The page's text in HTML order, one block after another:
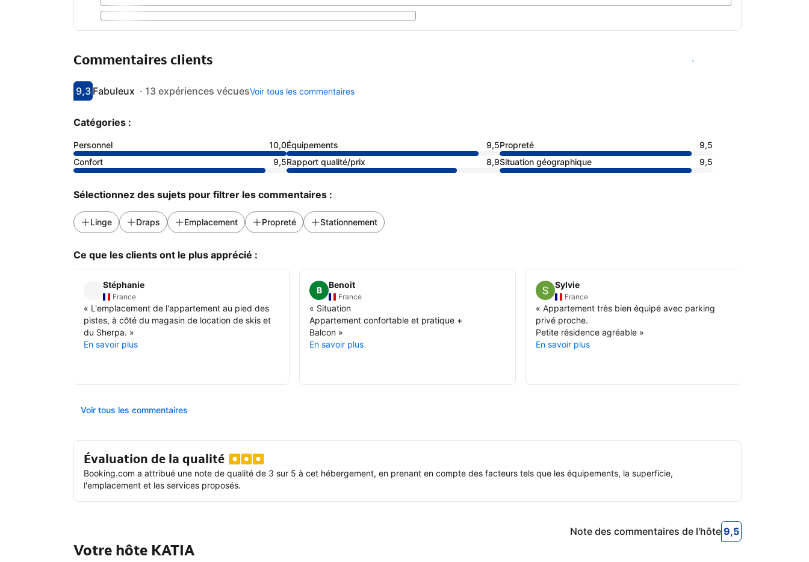
Commentaires clients Voir les disponibilités
Avec une note de 9.3
9,3
fabuleuxFabuleux · 13 expériences vécuesVoir tous les commentaires
Catégories :
Personnel 10,0Équipements 9,5Propreté
9,5
Confort
9,5Rapport qualité/prix 8,9Situation géographique 9,5
Sélectionnez des sujets pour filtrer les commentaires :
Linge Draps Emplacement Propreté Stationnement
Ce que les clients ont le plus apprécié :
Stéphanie
France
« L'emplacement de l'appartement au pied des
pistes, à côté du magasin de location de skis et
du Sherpa. »
En savoir plus
B
Benoit
France
« Situation
Appartement confortable et pratique +
Balcon »
En savoir plus
Sylvie
France
« Appartement très bien équipé avec parking
privé proche.
Petite résidence agréable»
En savoir plus
Voir tous les commentaires
Évaluation de la qualité
Booking.com a attribué une note de qualité de 3 sur 5 à cet hébergement, en prenant en compte des facteurs tels que les équipements, la superficie,
l'emplacement et les services proposés.
Votre hôte KATIA
9,5
9,5Note des
Note des commentaires de l'hôte